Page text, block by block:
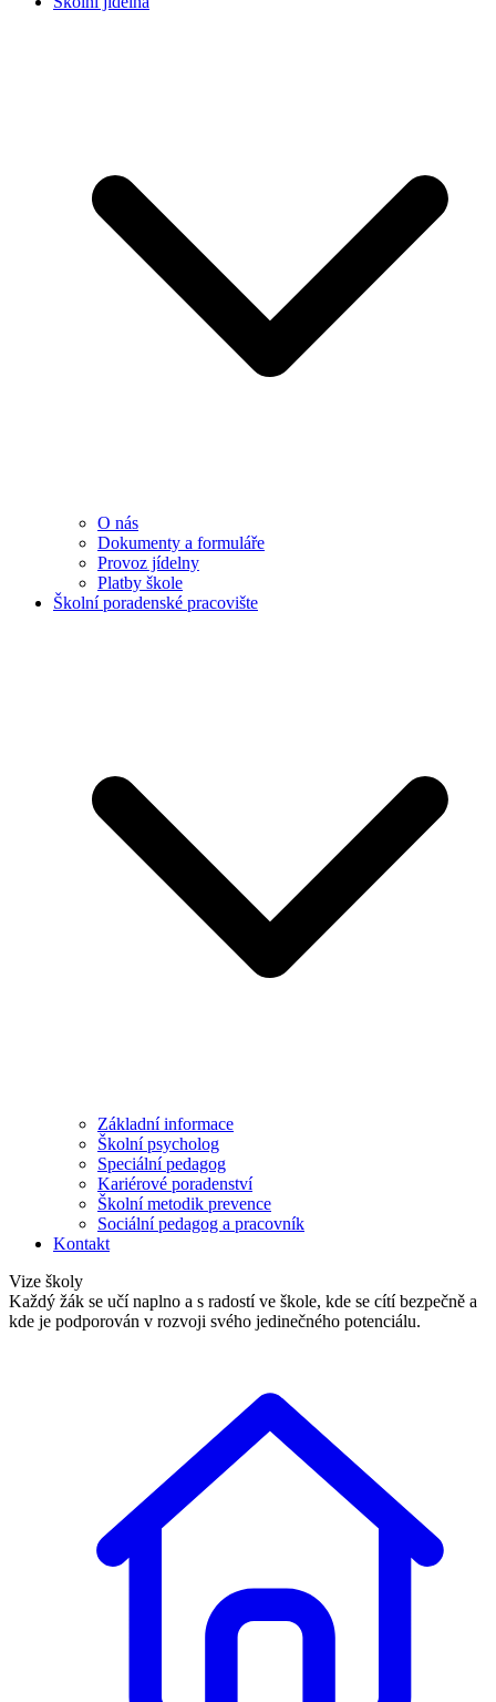
O nás
Dokumenty a formuláře
Provoz jídelny
Platby škole
Školní poradenské pracovište
Základní informace
Školní psycholog
Speciální pedagog
Kariérové poradenství
Školní metodik prevence
Sociální pedagog a pracovník
Kontakt
Vize školy
Každý žák se učí naplno a s radostí ve škole, kde se cítí bezpečně a
kde je podporován v rozvoji svého jedinečného potenciálu.